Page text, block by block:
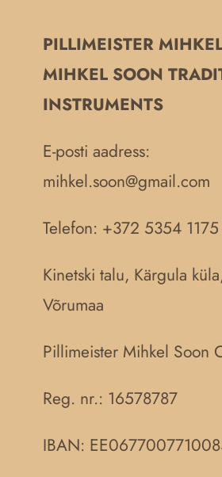
PILLIMEISTER
MIHKEL SOON
INSTRUMENTS
E-posti aadress:
mihkel.soon@gmail.com
Telefon: +372 5354 1175
Kinetski talu, Kärgula
Võrumaa
Pillimeister Mihkel Soon
Reg. nr.: 16578787
IBAN: